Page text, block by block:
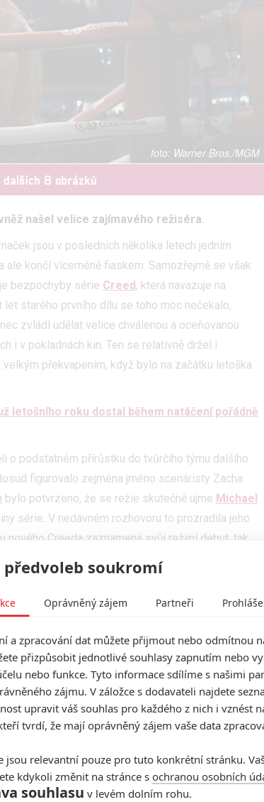
Warner Bros./MGM
dalších 8 obrázků
našel velice zajímavého režiséra.
jsou v posledních několika letech jedním
končí víceméně fiaskem. Samozřejmě se však
bezpochyby série Creed , která navazuje na
let starého prvního dílu se toho moc nečekalo,
zvládl udělat velice chválenou a oceňovanou
i v pokladnách kin. Ten se relativně držel i
velkým překvapením, když bylo na začátku letoška
letošního roku dostal během natáčení pořádně
o podstatném přírůstku do tvůrčího týmu dalšího
figurovalo zejména jméno scenáristy Zacha
bylo potvrzeno, že se režie skutečně ujme Michael
série. V nedávném rozhovoru to prozradila jeho
u nového Creeda zaznamená svůj režijní debut, tak
Sylvestera Stalloneho
, který se posadil do
otce zakladatele – Sylvestra Stallonea
Thompson ve stejném interview rovněž
2021. S největší pravděpodobností tedy můžeme
roku 2022.
Thompson.
předvoleb soukromí
Oprávněný zájem Partneři
a zpracování dat můžete přijmout nebo odmítnou
přizpůsobit jednotlivé souhlasy zapnutím nebo
nebo funkce. Tyto informace sdílíme s našimi
zájmu. V záložce s dodavateli najdete
upravit váš souhlas pro každého z nich i vznést
tvrdí, že mají oprávněný zájem vaše data
jsou relevantní pouze pro tuto konkrétní stránku.
kdykoli změnit na stránce s ochranou osobních
souhlasu v levém dolním rohu.